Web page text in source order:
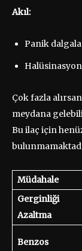
Akıl:
Panik
Çok fazla
meydana
Bu ilaç için
Müdahale
Gerginliği
Azaltma
Benzos